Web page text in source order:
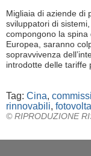
Migliaia di aziende di
sviluppatori di
compongono la spina
Europea, saranno
sopravvivenza
introdotte delle tariffe
Tag: Cina,
rinnovabili,
© RIPRODUZIONE